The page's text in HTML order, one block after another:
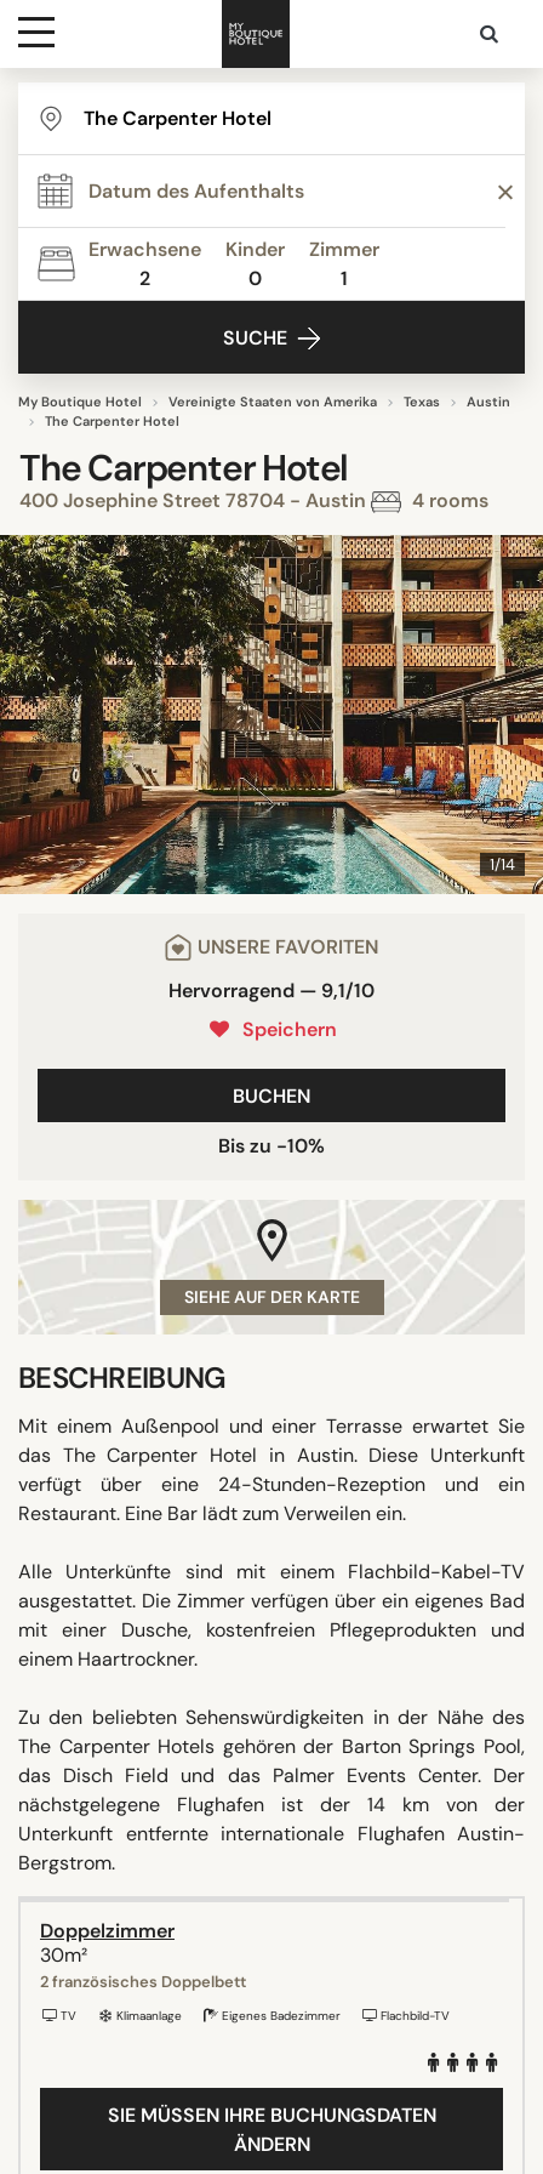
Ziele
Hotelarten
Kontakt
Erwachsene
2
Kinder
0
Zimmer
1
SUCHE
My Boutique Hotel Vereinigte Staaten von Amerika Texas
Austin
The Carpenter Hotel
The Carpenter Hotel
400 Josephine Street 78704 - Austin 4 rooms
1/14
UNSERE FAVORITEN
Hervorragend — 9,1/10
Speichern
BUCHEN
Bis zu -10%
SIEHE AUF DER KARTE
BESCHREIBUNG
Mit einem Außenpool und einer Terrasse erwartet Sie
das The Carpenter Hotel in Austin. Diese Unterkunft
verfügt über eine 24-Stunden-Rezeption und ein
Restaurant. Eine Bar lädt zum Verweilen ein.
Alle Unterkünfte sind mit einem Flachbild-Kabel-TV
ausgestattet. Die Zimmer verfügen über ein eigenes Bad
mit einer Dusche, kostenfreien Pflegeprodukten und
einem Haartrockner.
Zu den beliebten Sehenswürdigkeiten in der Nähe des
The Carpenter Hotels gehören der Barton Springs Pool,
das Disch Field und das Palmer Events Center. Der
nächstgelegene Flughafen ist der 14 km von der
Unterkunft entfernte internationale Flughafen Austin-
Bergstrom.
Doppelzimmer
30m²
2 französisches Doppelbett
TV Klimaanlage Eigenes Badezimmer Flachbild-TV
SIE MÜSSEN IHRE BUCHUNGSDATEN
ÄNDERN